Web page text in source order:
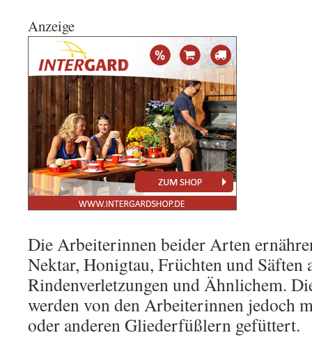
Anzeige
Die Arbeiterinnen beider Arten
Nektar, Honigtau, Früchten und Säften
Rindenverletzungen und Ähnlichem.
werden von den Arbeiterinnen jedoch
oder anderen Gliederfüßlern gefüttert.